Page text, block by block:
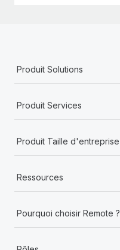
Produit Solutions
Produit Services
Produit Taille d'entreprise
Ressources
Pourquoi choisir Remote ?